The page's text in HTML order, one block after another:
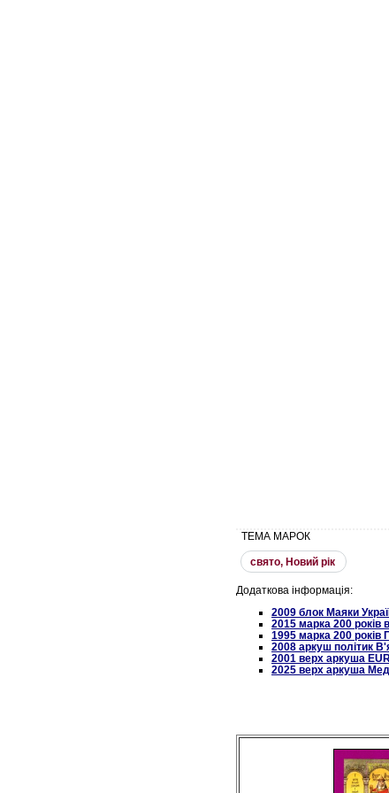
ТЕМА МАРОК
свято, Новий рiк
Додаткова інформація:
2009 блок Маяки
2015 марка 200 років
1995 марка 200
2008 аркуш політик
2001 верх аркуша
2025 верх аркуша